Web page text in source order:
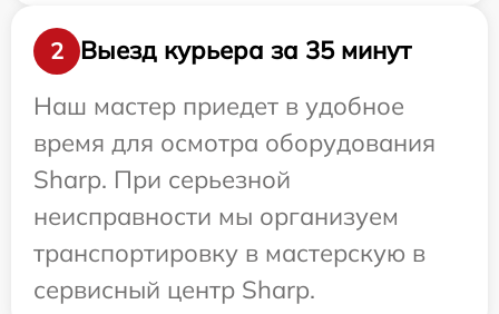
2
Выезд курьера за 35 минут
Наш мастер приедет в удобное
время для осмотра оборудования
Sharp. При серьезной
неисправности мы организуем
транспортировку в мастерскую в
сервисный центр Sharp.